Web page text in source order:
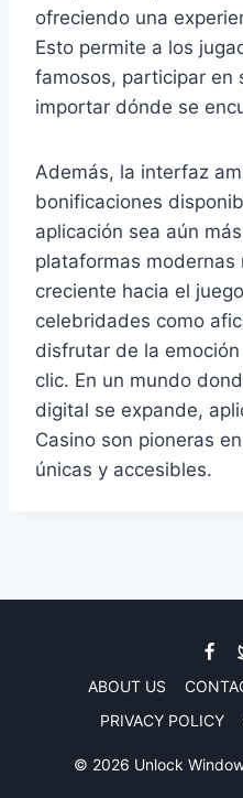
ofreciendo una
Esto permite a los
famosos, participar en
importar dónde se
Además, la interfaz
bonificaciones
aplicación sea aún
plataformas
creciente hacia el
celebridades como
disfrutar de la
clic. En un mundo
digital se expande,
Casino son pioneras
únicas y accesibles.
ABOUT US
PRIVACY POLICY
© 2026 Unlock